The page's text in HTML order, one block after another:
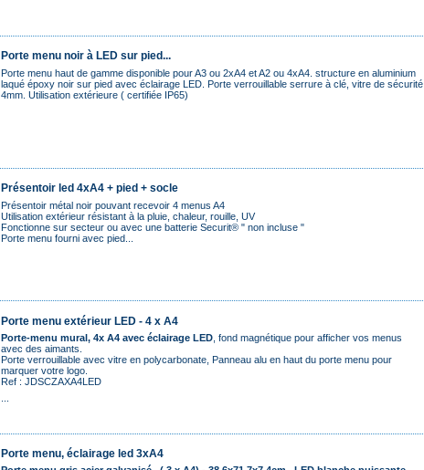
Porte menu noir à LED sur pied...
Porte menu haut de gamme disponible pour A3 ou 2xA4 et A2 ou 4xA4. structure en aluminium
laqué époxy noir sur pied avec éclairage LED. Porte verrouillable serrure à clé, vitre de sécurité
4mm. Utilisation extérieure ( certifiée IP65)
Présentoir led 4xA4 + pied + socle
Présentoir métal noir pouvant recevoir 4 menus A4
Utilisation extérieur résistant à la pluie, chaleur, rouille, UV
Fonctionne sur secteur ou avec une batterie Securit®" non incluse "
Porte menu fourni avec pied...
Porte menu extérieur LED - 4 x A4
Porte-menu mural, 4x A4 avec éclairage LED, fond magnétique pour afficher vos menus
avec des aimants.
Porte verrouillableavec vitre en polycarbonate, Panneau alu en haut du porte menu pour
marquer votre logo.
Ref : JDSCZAXA4LED
Porte menu, éclairage led 3xA4